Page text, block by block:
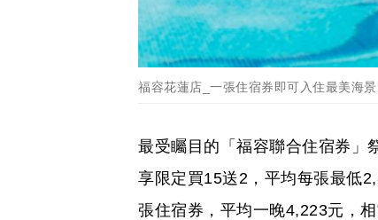
福容花蓮店_一張住宿券即可入住最美海
最受矚目的「福容聯合住宿券」
享限定買15送2，平均每張最低
張住宿券，平均一晚4,223元，